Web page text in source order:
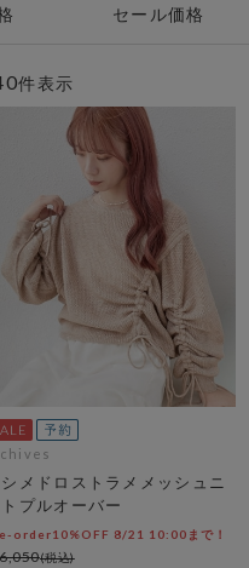
セール価格
件表示
メドロストラメメッシュニ
トプルオーバー
order10%OFF 8/21 10:00まで！